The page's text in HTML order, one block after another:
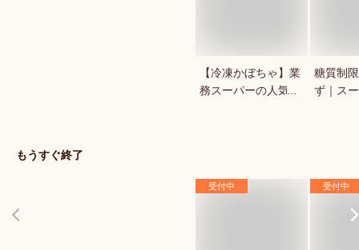
【冷凍かぼちゃ】業
務スーパーの人気商
糖質制
ず｜ス
もうすぐ終了
受付中 受付中